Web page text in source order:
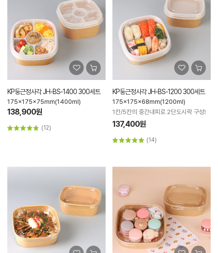
KP둥근정사각 JH-BS-1400 300세트
175x175x75mm(1400ml)
138,900원
(12)
KP둥근정사각 JH-BS-1200 300세트
175x175x68mm(1200ml)
1칸/5칸의 중간내피로 2단도시락 구성!
137,400원
(14)